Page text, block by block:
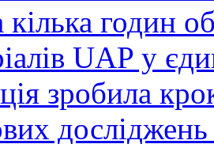
годин
UAP у
зробила